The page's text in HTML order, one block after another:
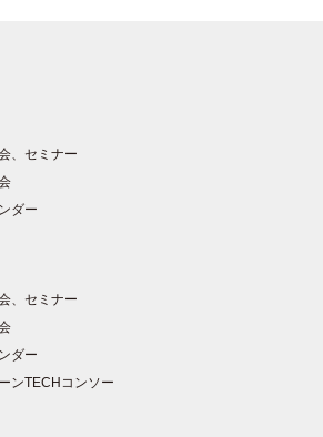
、セミナー
ダー
、セミナー
ダー
ンTECHコンソー